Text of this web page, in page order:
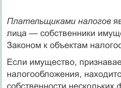
Плательщиками налогов
лица — собст­венники
Законом к объектам
Если имущество,
налогообложения,
собственности нескольких